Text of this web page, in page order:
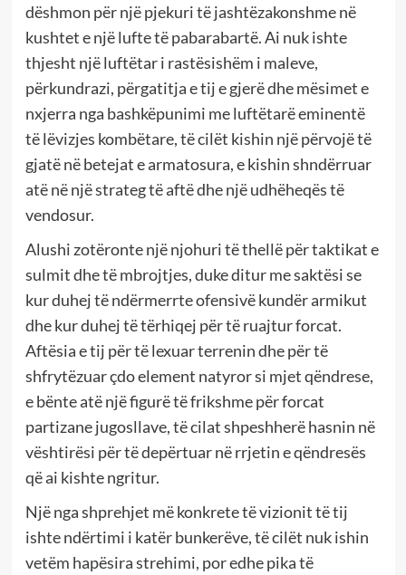
dëshmon për një pjekuri të jashtëzakonshme në
kushtet e një lufte të pabarabartë. Ai nuk ishte
thjesht një luftëtar i rastësishëm i maleve,
përkundrazi, përgatitja e tij e gjerë dhe mësimet e
nxjerra nga bashkëpunimi me luftëtarë eminentë
të lëvizjes kombëtare, të cilët kishin një përvojë të
gjatë në betejat e armatosura, e kishin shndërruar
atë në një strateg të aftë dhe një udhëheqës të
vendosur.
Alushi zotëronte një njohuri të thellë për taktikat e
sulmit dhe të mbrojtjes, duke ditur me saktësi se
kur duhej të ndërmerrte ofensivë kundër armikut
dhe kur duhej të tërhiqej për të ruajtur forcat.
Aftësia e tij për të lexuar terrenin dhe për të
shfrytëzuar çdo element natyror si mjet qëndrese,
e bënte atë një figurë të frikshme për forcat
partizane jugosllave, të cilat shpeshherë hasnin në
vështirësi për të depërtuar në rrjetin e qëndresës
që ai kishte ngritur.
Një nga shprehjet më konkrete të vizionit të tij
ishte ndërtimi i katër bunkerëve, të cilët nuk ishin
vetëm hapësira strehimi, por edhe pika të